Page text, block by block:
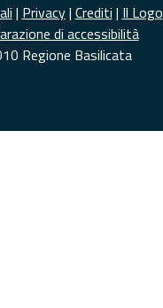
| Privacy| Crediti | Il Logo
di accessibilità
Regione Basilicata